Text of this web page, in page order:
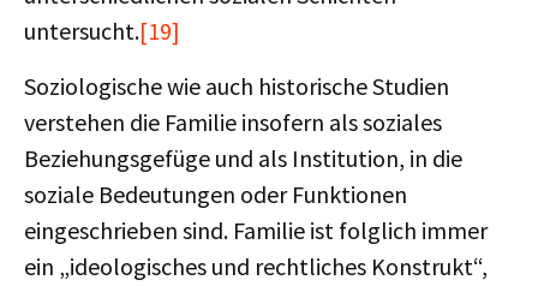
untersucht.[19]
Soziologische wie auch historische Studien
verstehen die Familie insofern als soziales
Beziehungsgefüge und als Institution, in die
soziale Bedeutungen oder Funktionen
eingeschrieben sind. Familie ist folglich immer
ein „ideologisches und rechtliches Konstrukt“,